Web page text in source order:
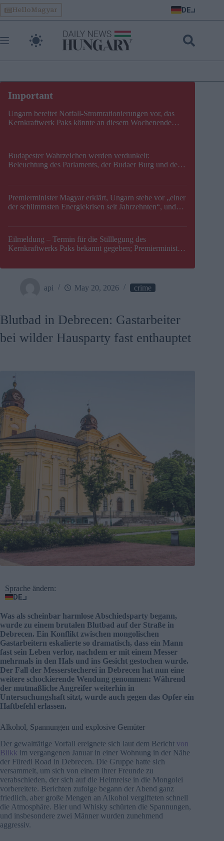
Skip
to
content
HelloMagyar DE
Ungarn bereitet Notfall-Stromrationierungen vor, das
Kernkraftwerk Paks könnte an diesem Wochenende
Budapester Wahrzeichen werden verdunkelt:
Beleuchtung des Parlaments, der Budaer Burg und der
Premierminister Magyar erklärt, Ungarn stehe vor „einer
der schlimmsten Energiekrisen seit Jahrzehnten“, und
Eilmeldung – Termin für die Stilllegung des
Kernkraftwerks Paks bekannt gegeben; Premierminister
api May 20, 2026 crime
Blutbad in Debrecen: Gastarbeiter
bei wilder Hausparty fast enthauptet
Sprache ändern:
DE
Was als scheinbar harmlose Abschiedsparty begann,
wurde zu einem brutalen Blutbad auf der Straße in
Debrecen. Ein Konflikt zwischen mongolischen
Gastarbeitern eskalierte so dramatisch, dass ein Mann
fast sein Leben verlor, nachdem er mit einem Messer
mehrmals in den Hals und ins Gesicht gestochen wurde.
Der Fall der Messerstecherei in Debrecen hat nun eine
weitere schockierende Wendung genommen: Während
der mutmaßliche Angreifer weiterhin in
Untersuchungshaft sitzt, wurde auch gegen das Opfer ein
Haftbefehl erlassen.
Alkohol, Spannungen und explosive Gemüter
Der gewalttätige Vorfall ereignete sich laut dem Bericht von
Blikk im vergangenen Januar in einer Wohnung in der Nähe
der Füredi Road in Debrecen. Die Gruppe hatte sich
versammelt, um sich von einem ihrer Freunde zu
verabschieden, der sich auf die Heimreise in die Mongolei
vorbereitete. Berichten zufolge begann der Abend ganz
friedlich, aber große Mengen an Alkohol vergifteten schnell
die Atmosphäre. Bier und Whisky schürten die Spannungen,
und insbesondere zwei Männer wurden zunehmend
aggressiv.